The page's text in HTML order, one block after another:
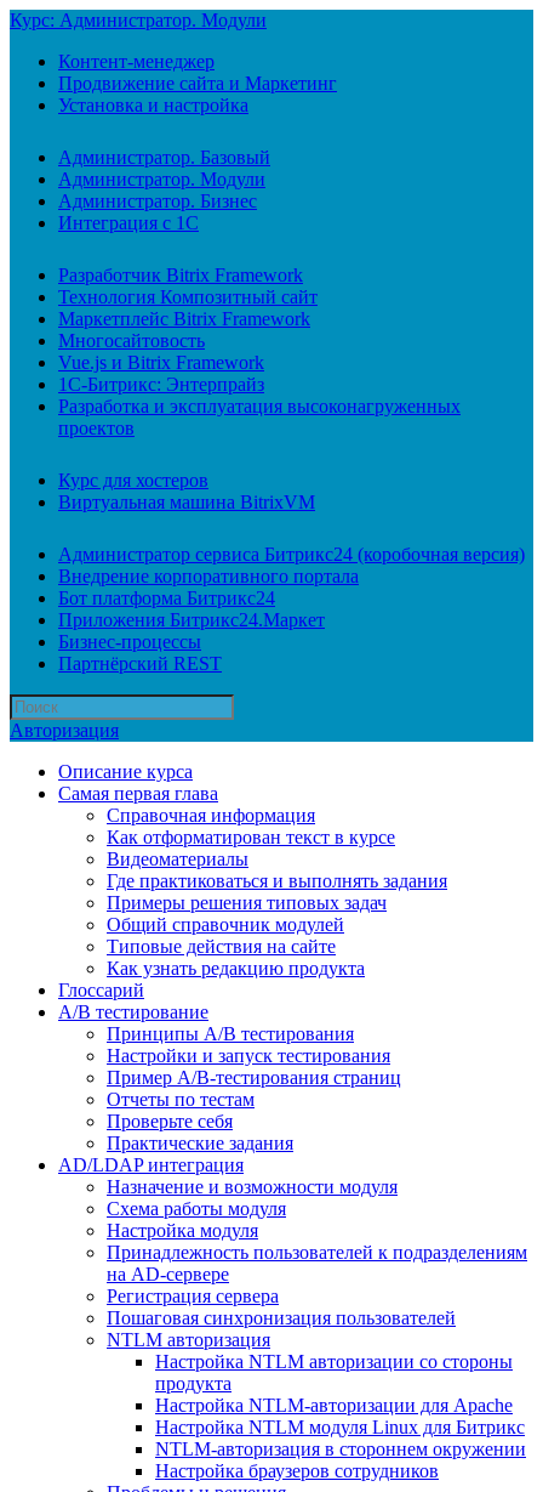
Курс: Администратор. Модули
Контент-менеджер
Продвижение сайта и Маркетинг
Установка и настройка
Администратор. Базовый
Администратор. Модули
Администратор. Бизнес
Интеграция с 1С
Разработчик Bitrix Framework
Технология Композитный сайт
Маркетплейс Bitrix Framework
Многосайтовость
Vue.js и Bitrix Framework
1С-Битрикс: Энтерпрайз
Разработка и эксплуатация высоконагруженных
проектов
Курс для хостеров
Виртуальная машина BitrixVM
Администратор сервиса Битрикс24 (коробочная версия)
Внедрение корпоративного портала
Бот платформа Битрикс24
Приложения Битрикс24.Маркет
Бизнес-процессы
Партнёрский REST
Авторизация
Описание курса
Самая первая глава
Справочная информация
Как отформатирован текст в курсе
Видеоматериалы
Где практиковаться и выполнять задания
Примеры решения типовых задач
Общий справочник модулей
Типовые действия на сайте
Как узнать редакцию продукта
Глоссарий
A/B тестирование
Принципы A/B тестирования
Настройки и запуск тестирования
Пример A/B-тестирования страниц
Отчеты по тестам
Проверьте себя
Практические задания
AD/LDAP интеграция
Назначение и возможности модуля
Схема работы модуля
Настройка модуля
Принадлежность пользователей к подразделениям
на AD-сервере
Регистрация сервера
Пошаговая синхронизация пользователей
NTLM авторизация
Настройка NTLM авторизации со стороны
продукта
Настройка NTLM-авторизации для Apache
Настройка NTLM модуля Linux для Битрикс
NTLM-авторизация в стороннем окружении
Настройка браузеров сотрудников